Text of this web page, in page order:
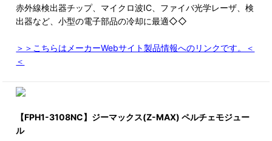
赤外線検出器チップ、マイクロ波IC、ファイバ光学レーザ、検
出器など、小型の電子部品の冷却に最適◇◇
＞＞こちらはメーカーWebサイト製品情報へのリンクです。＜
＜
【FPH1-3108NC】ジーマックス(Z-MAX) ペルチェモジュー
ル